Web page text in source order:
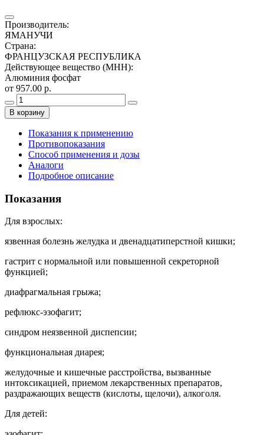
Производитель:
ЯМАНУЧИ
Страна:
ФРАНЦУЗСКАЯ РЕСПУБЛИКА
Действующее вещество (МНН):
Алюминия фосфат
от 957.00 р.
В корзину
Показания к применению
Противопоказания
Способ применения и дозы
Аналоги
Подробное описание
Показания
Для взрослых:
язвенная болезнь желудка и двенадцатиперстной кишки;
гастрит с нормальной или повышенной секреторной
функцией;
диафрагмальная грыжа;
рефлюкс-эзофагит;
синдром неязвенной диспепсии;
функциональная диарея;
желудочные и кишечные расстройства, вызванные
интоксикацией, приемом лекарственных препаратов,
раздражающих веществ (кислоты, щелочи), алкоголя.
Для детей: